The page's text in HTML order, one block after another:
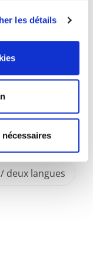
les détails
des
l'objet d'un livre
deux langues